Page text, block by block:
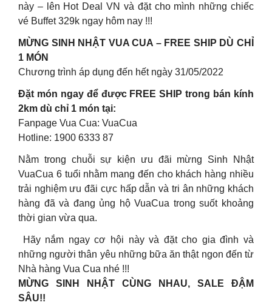
này – lên Hot Deal VN và đặt cho mình những chiếc
vé Buffet 329k ngay hôm nay !!!
MỪNG SINH NHẬT VUA CUA – FREE SHIP DÙ CHỈ
1 MÓN
Chương trình áp dụng đến hết ngày 31/05/2022
Đặt món ngay để được FREE SHIP trong bán kính
2km dù chỉ 1 món tại:
Fanpage Vua Cua: VuaCua
Hotline: 1900 6333 87
Nằm trong chuỗi sự kiện ưu đãi mừng Sinh Nhật
VuaCua 6 tuổi nhằm mang đến cho khách hàng nhiều
trải nghiệm ưu đãi cực hấp dẫn và tri ân những khách
hàng đã và đang ủng hộ VuaCua trong suốt khoảng
thời gian vừa qua.
Hãy nắm ngay cơ hội này và đặt cho gia đình và
những người thân yêu những bữa ăn thật ngon đến từ
Nhà hàng Vua Cua nhé !!!
MỪNG SINH NHẬT CÙNG NHAU, SALE ĐẬM
SÂU!!